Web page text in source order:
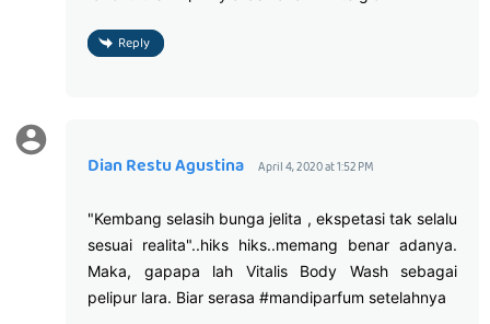
Reply
Dian Restu Agustina April 4, 2020 at 1:52 PM
"Kembang selasih bunga jelita , ekspetasi tak selalu
sesuai realita"..hiks hiks..memang benar adanya.
Maka, gapapa lah Vitalis Body Wash sebagai
pelipur lara. Biar serasa #mandiparfum setelahnya